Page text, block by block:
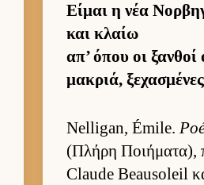
Εί­μαι η νέα
και κλαίω
απ’ όπου οι
μακριά,
Nelligan, Émile.
(Πλήρη Ποι­ήματα),
Claude Beausoleil